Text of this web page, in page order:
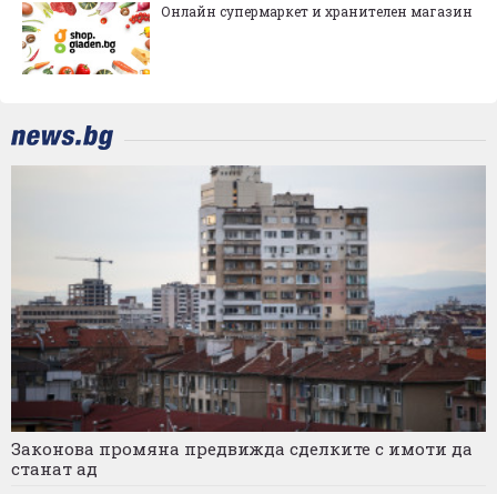
Онлайн супермаркет и хранителен магазин
Законова промяна предвижда сделките с имоти да
станат ад